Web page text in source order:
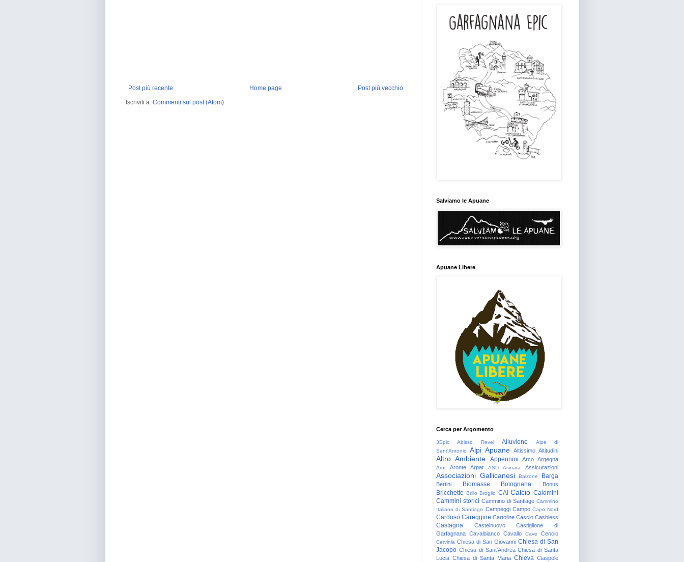
Post più recente Post più vecchio
Home page
Iscriviti a: Commenti sul post (Atom)
Salviamo le Apuane
Apuane Libere
Cerca per Argomento
3Epic Abisso Revel Alluvione
Alpe di
Sant'Antonio
Alpi Apuane Altissimo Altitudini
Altro Ambiente Appennini Arco Argegna
Arni Aronte Arpat ASD Asinara Assicurazioni
Associazioni Gallicanesi Balzone Barga
Bertini Biomasse Bolognana Bonus
Bricchette Brillo Broglio CAI Calcio Calomini
Cammini storici Cammino di Santiago Cammino
Italiano di Santiago Campeggi Campo Capo Nord
Cardoso Careggine Cartoline Cascio Cashless
Castagna Castelnuovo
Castiglione di
Garfagnana Cavalbianco Cavallo Cave Cencio
Cervinia Chiesa di San Giovanni Chiesa di San
Jacopo Chiesa di Sant'Andrea Chiesa di Santa
Lucia Chiesa di Santa Maria Chieva Ciaspole